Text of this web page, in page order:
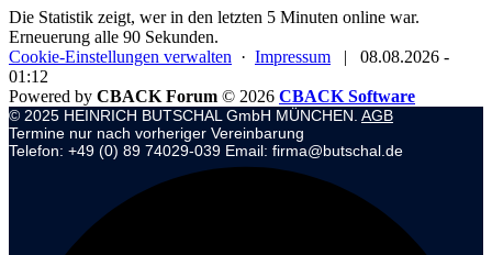
Die Statistik zeigt, wer in den letzten 5 Minuten online war.
Erneuerung alle 90 Sekunden.
Cookie-Einstellungen verwalten · Impressum |
08.08.2026 -
01:12
Powered by CBACK Forum © 2026 CBACK Software
© 2025 HEINRICH BUTSCHAL GmbH MÜNCHEN. AGB
Termine nur nach vorheriger Vereinbarung
Telefon: +49 (0) 89 74029-039 Email: firma@butschal.de